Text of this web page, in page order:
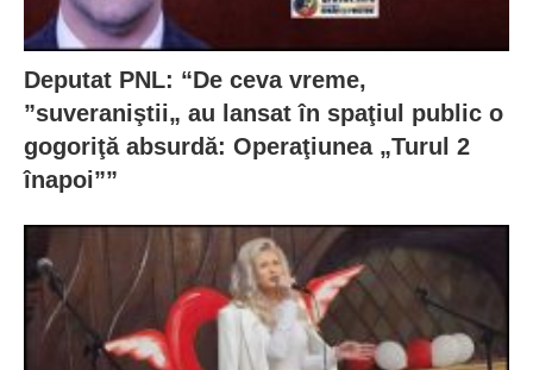
Deputat PNL: “De ceva vreme,
”suveraniştii„ au lansat în spaţiul public o
gogoriţă absurdă: Operaţiunea „Turul 2
înapoi””